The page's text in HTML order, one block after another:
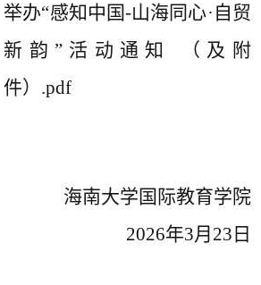
举办“感知中国-山海同心·自贸
新韵”活动通知 （及附
件）.pdf
海南大学国际教育学院
2026年3月23日